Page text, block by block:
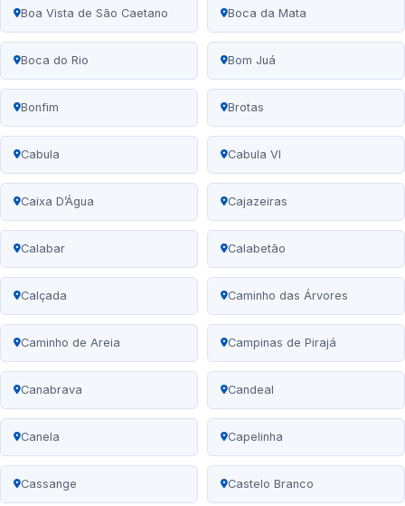
Boa Vista de São Caetano Boca da Mata
Boca do Rio Bom Juá
Bonfim Brotas
Cabula Cabula VI
Caixa D’Água Cajazeiras
Calabar Calabetão
Calçada Caminho das Árvores
Caminho de Areia Campinas de Pirajá
Canabrava Candeal
Canela Capelinha
Cassange Castelo Branco